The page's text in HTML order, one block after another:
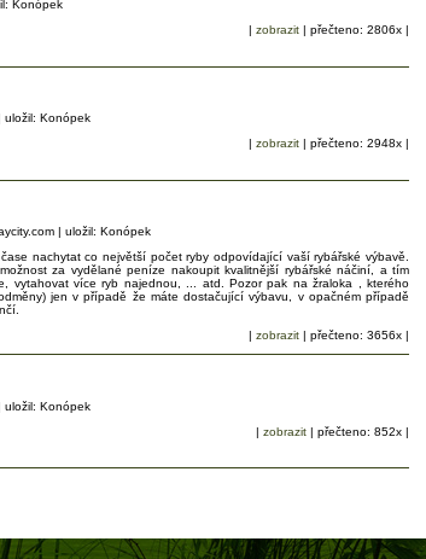
Konópek
| zobrazit | přečteno: 2806x |
uložil: Konópek
| zobrazit | přečteno: 2948x |
| uložil: Konópek
nachytat co největší počet ryby odpovídající vaší rybářské výbavě.
za vydělané peníze nakoupit kvalitnější rybářské náčiní, a tím
vytahovat více ryb najednou, ... atd. Pozor pak na žraloka , kterého
jen v případě že máte dostačující výbavu, v opačném případě
| zobrazit | přečteno: 3656x |
uložil: Konópek
| zobrazit | přečteno: 852x |